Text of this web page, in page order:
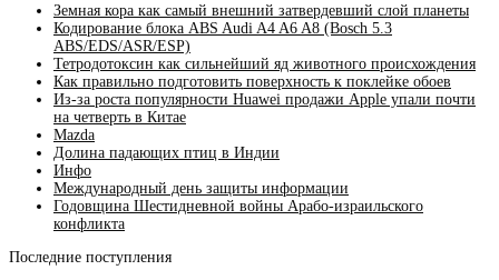
Земная кора как самый внешний затвердевший слой планеты
Кодирование блока ABS Audi A4 A6 A8 (Bosch 5.3
ABS/EDS/ASR/ESP)
Тетродотоксин как сильнейший яд животного происхождения
Как правильно подготовить поверхность к поклейке обоев
Из-за роста популярности Huawei продажи Apple упали почти
на четверть в Китае
Mazda
Долина падающих птиц в Индии
Инфо
Международный день защиты информации
Годовщина Шестидневной войны Арабо-израильского
конфликта
Последние поступления